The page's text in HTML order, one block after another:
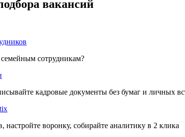
вакансий
сотрудникам?
кадровые документы без бумаг и личных
настройте воронку, собирайте аналитику в 2 клика